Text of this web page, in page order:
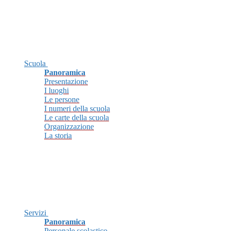
Scuola
Panoramica
Presentazione
I luoghi
Le persone
I numeri della scuola
Le carte della scuola
Organizzazione
La storia
Servizi
Panoramica